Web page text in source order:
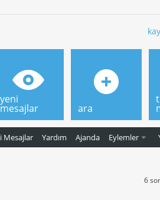
Mesajlar Yardım Ajanda Eylemler
yeni
mesajlar ara
6